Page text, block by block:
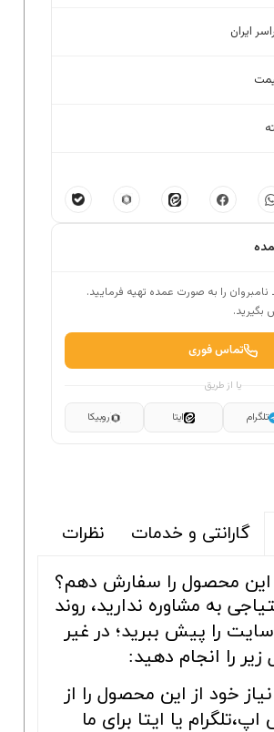
ایران
را به صورت عمده تهیه فرمایید.
تماس فوری
یا از طریق
تلگرام ایتا روبیکا
گارانتی و خدمات نظرات
این محصول را سفارش دهم؟
به مشاوره ندارید، روند
را پیش ببرید؛ در غیر
را انجام دهید:
خود از این محصول را از
یا ایتا برای ما